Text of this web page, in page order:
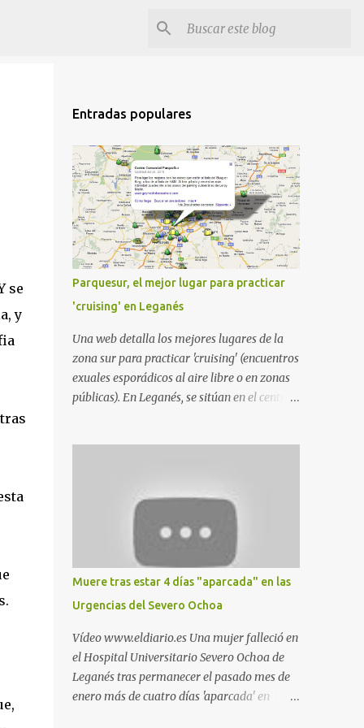
se
y
Entradas populares
Parquesur, el mejor lugar para practicar
'cruising' en Leganés
Una web detalla los mejores lugares de la
zona sur para practicar 'cruising' (encuentros
exuales esporádicos al aire libre o en zonas
públicas). En Leganés, se sitúan en el centro
indica esta información recopilada por los
propios practicantes. 'Ante la crisis, disfrute' ,
señalan. "Cruising: Parquesur: para ligar
baños junto a Burger King o H&M. Y si has
pillado pareja ocacional, parking
subterráneo de Leroy Merlin. Otro espacio
para el 'cruising' es enfrente al tanatorio
(junto al estadio municipal de Butarque) y
caminos entre el estadio y Plaza Nueva. Otro
lugar: Escombrera de Polvoranca, entre
Leganés y Móstoles También en el parque de
Muere tras estar 4 días "aparcada" en las
Urgencias del Severo Ochoa
Vídeo www.eldiario.es Una mujer falleció en
el Hospital Universitario Severo Ochoa de
Leganés tras permanecer el pasado mes de
enero más de cuatro días 'aparcada' en